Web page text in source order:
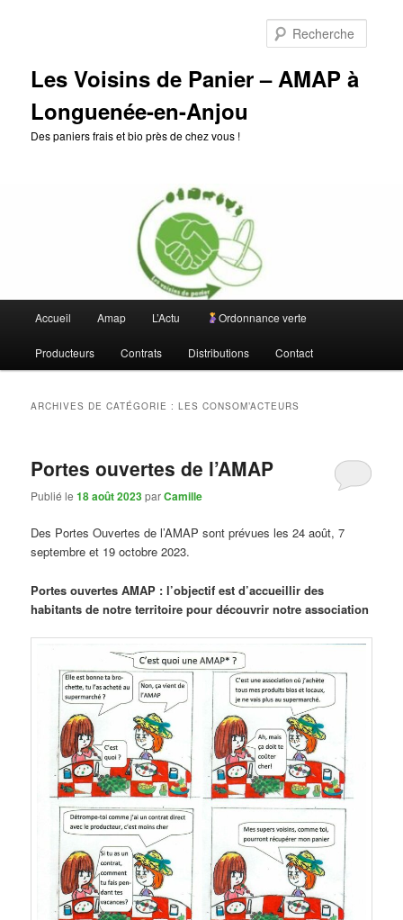
Les Voisins de Panier – AMAP à
Longuenée-en-Anjou
Des paniers frais et bio près de chez vous !
principal
Accueil Amap L’Actu Ordonnance verte
Producteurs Contrats Distributions Contact
ARCHIVES DE CATÉGORIE :LES CONSOM’ACTEURS
Portes ouvertes de l’AMAP
Publié le18 août 2023parCamille
Des Portes Ouvertes de l’AMAP sont prévues les 24 août, 7
septembre et 19 octobre 2023.
Portes ouvertes AMAP : l’objectif est d’accueillir des
habitants de notre territoire pour découvrir notre association